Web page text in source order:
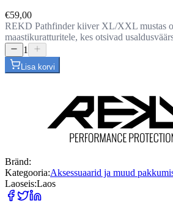
€59,00
REKD Pathfinder kiiver XL/XXL mustas
maastikuratturitele, kes otsivad
1
Lisa korvi
Bränd:
Kategooria:Aksessuaarid ja muud
Laoseis:Laos